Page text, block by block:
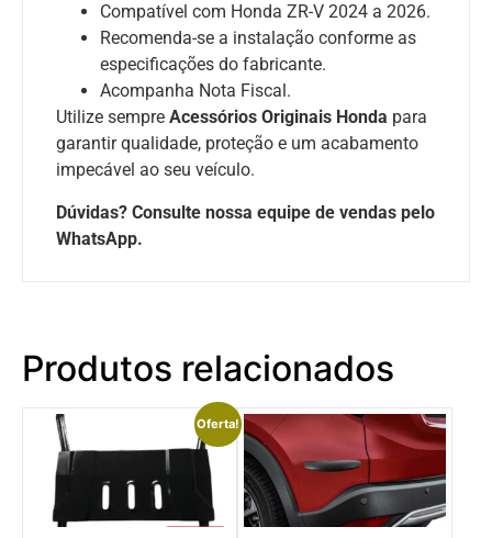
Compatível com Honda ZR-V 2024 a 2026.
Recomenda-se a instalação conforme as
especificações do fabricante.
Acompanha Nota Fiscal.
Utilize sempre Acessórios Originais Honda para
garantir qualidade, proteção e um acabamento
impecável ao seu veículo.
Dúvidas? Consulte nossa equipe de vendas pelo
WhatsApp.
Produtos relacionados
Oferta!